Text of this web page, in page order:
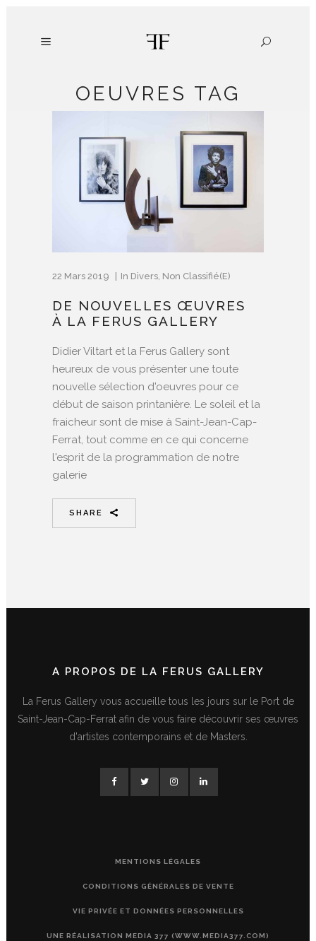
OEUVRES TAG
22 Mars 2019 In Divers Non Classifié(e)
DE NOUVELLES ŒUVRES
À LA FERUS GALLERY
Didier Viltart et la Ferus Gallery sont
heureux de vous présenter une toute
nouvelle sélection d'oeuvres pour ce
début de saison printanière. Le soleil et la
fraicheur sont de mise à Saint-Jean-Cap-
Ferrat, tout comme en ce qui concerne
l'esprit de la programmation de notre
galerie
SHARE
A PROPOS DE LA FERUS GALLERY
La Ferus Gallery vous accueille tous les jours sur le Port de
Saint-Jean-Cap-Ferrat afin de vous faire découvrir ses œuvres
d'artistes contemporains et de Masters.
MENTIONS LÉGALES
CONDITIONS GÉNÉRALES DE VENTE
VIE PRIVÉE ET DONNÉES PERSONNELLES
UNE RÉALISATION MEDIA 377 (WWW.MEDIA377.COM)